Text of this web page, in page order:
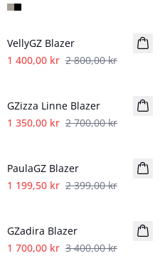
- 50%
VellyGZ Blazer
1 400,00 kr 2 800,00 kr
GZizza Linne Blazer
1 350,00 kr 2 700,00 kr
PaulaGZ Blazer
1 199,50 kr 2 399,00 kr
GZadira Blazer
1 700,00 kr 3 400,00 kr